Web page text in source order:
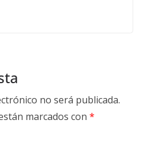
no será publicada.
marcados con *